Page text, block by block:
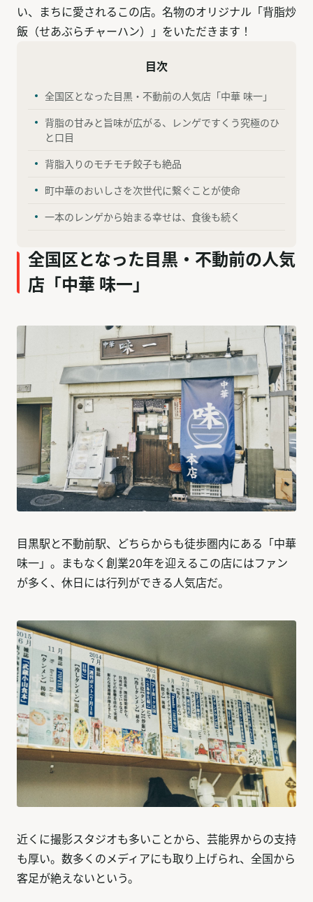
い、まちに愛されるこの店。名物のオリジナル「背脂炒
飯（せあぶらチャーハン）」をいただきます！
目次
全国区となった目黒・不動前の人気店「中華 味一」
背脂の甘みと旨味が広がる、レンゲですくう究極のひ
と口目
背脂入りのモチモチ餃子も絶品
町中華のおいしさを次世代に繋ぐことが使命
一本のレンゲから始まる幸せは、食後も続く
全国区となった目黒・不動前の人気
店「中華 味一」
目黒駅と不動前駅、どちらからも徒歩圏内にある「中華
味一」。まもなく創業20年を迎えるこの店にはファン
が多く、休日には行列ができる人気店だ。
近くに撮影スタジオも多いことから、芸能界からの支持
も厚い。数多くのメディアにも取り上げられ、全国から
客足が絶えないという。